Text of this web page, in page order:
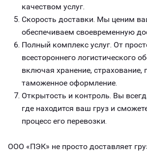
качеством услуг.
Скорость доставки. Мы ценим
обеспечиваем своевременную
Полный комплекс услуг. От
всестороннего логистического
включая хранение, страхование,
таможенное оформление.
Открытость и контроль. Вы
где находится ваш груз и
процесс его перевозки.
ООО «ПЭК» не просто доставляет